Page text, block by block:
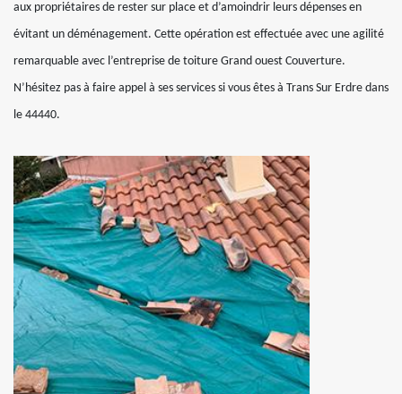
aux propriétaires de rester sur place et d’amoindrir leurs dépenses en
évitant un déménagement. Cette opération est effectuée avec une agilité
remarquable avec l’entreprise de toiture Grand ouest Couverture.
N’hésitez pas à faire appel à ses services si vous êtes à Trans Sur Erdre dans
le 44440.